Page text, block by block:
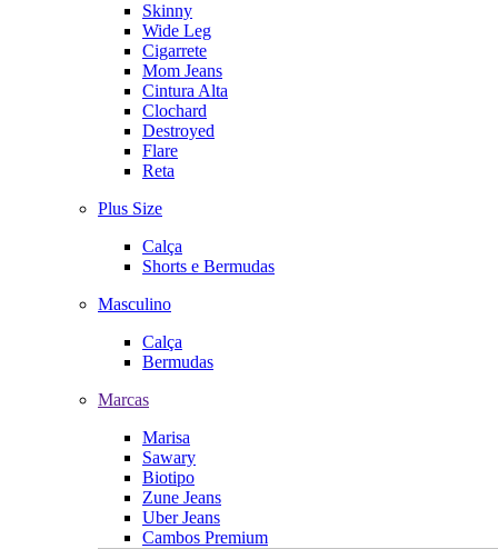
Skinny
Wide Leg
Cigarrete
Mom Jeans
Cintura Alta
Clochard
Destroyed
Flare
Reta
Plus Size
Calça
Shorts e Bermudas
Masculino
Calça
Bermudas
Marcas
Marisa
Sawary
Biotipo
Zune Jeans
Uber Jeans
Cambos Premium